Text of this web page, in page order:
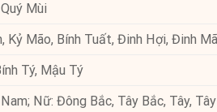
Mùi
Kỷ Mão, Bính Tuất, Đinh Hợi, Đinh
Tý, Mậu Tý
Nữ: Đông Bắc, Tây Bắc, Tây,